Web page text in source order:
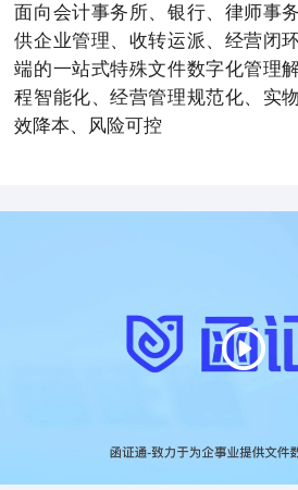
面向会计事务所、银行、律师事
供企业管理、收转运派、经营闭
端的一站式特殊文件数字化管理
程智能化、经营管理规范化、实
效降本、风险可控
